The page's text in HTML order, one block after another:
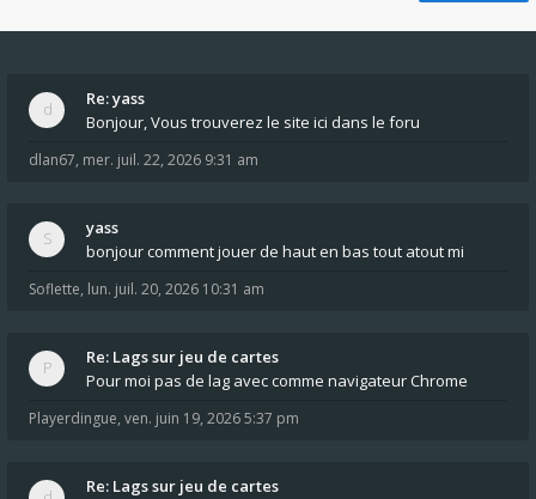
Re: yass
Bonjour, Vous trouverez le site ici dans le foru
dlan67, mer. juil. 22, 2026 9:31 am
yass
bonjour comment jouer de haut en bas tout atout mi
Soflette, lun. juil. 20, 2026 10:31 am
Re: Lags sur jeu de cartes
Pour moi pas de lag avec comme navigateur Chrome
Playerdingue, ven. juin 19, 2026 5:37 pm
Re: Lags sur jeu de cartes